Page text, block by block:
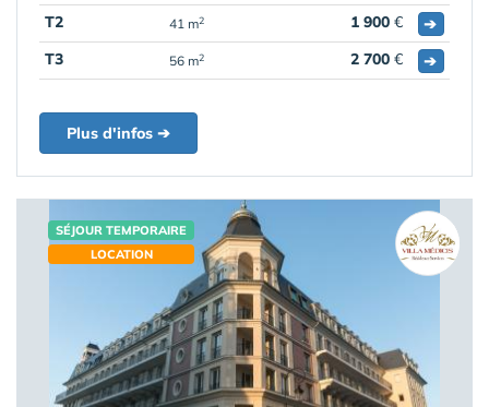
T2 41 m2 1 900 €
➔
T3
56 m2 2 700 € ➔
Plus d'infos ➔
SÉJOUR TEMPORAIRE
LOCATION